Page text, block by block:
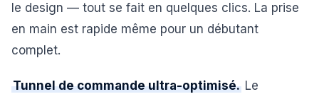
le design — tout se fait en quelques clics. La prise
en main est rapide même pour un débutant
complet.
Tunnel de commande ultra-optimisé. Le